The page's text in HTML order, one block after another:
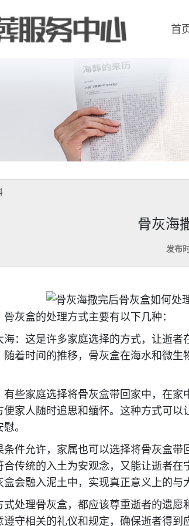
首
骨灰海
发布
骨灰盒的处理方式主要有以下几种：
这是许多家庭选择的方式，让逝者
随着时间的推移，骨灰盒在海水和微
家庭选择将骨灰盒带回家中，在家
家人随时追思和缅怀。这种方式可以
。
允许，家属也可以选择将骨灰盒带
合传统的入土为安观念，又能让逝者在
会融入泥土中，实现真正意义上的与
理骨灰盒，都应该尊重逝者的遗愿
守相关的礼仪和规定，确保逝者得到